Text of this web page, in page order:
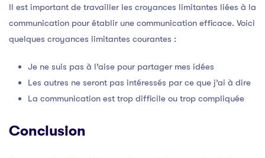
Il est important de travailler les croyances limitantes liées à la
communication pour établir une communication efficace. Voici
quelques croyances limitantes courantes :
Je ne suis pas à l’aise pour partager mes idées
Les autres ne seront pas intéressés par ce que j’ai à dire
La communication est trop difficile ou trop compliquée
Conclusion